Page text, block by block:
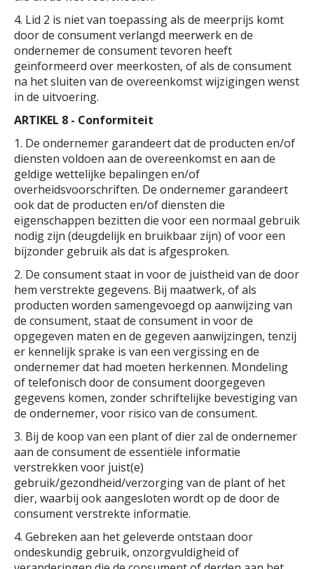
4. Lid 2 is niet van toepassing als de meerprijs komt
door de consument verlangd meerwerk en de
ondernemer de consument tevoren heeft
geïnformeerd over meerkosten, of als de consument
na het sluiten van de overeenkomst wijzigingen wenst
in de uitvoering.
ARTIKEL 8 - Conformiteit
1. De ondernemer garandeert dat de producten en/of
diensten voldoen aan de overeenkomst en aan de
geldige wettelijke bepalingen en/of
overheidsvoorschriften. De ondernemer garandeert
ook dat de producten en/of diensten die
eigenschappen bezitten die voor een normaal gebruik
nodig zijn (deugdelijk en bruikbaar zijn) of voor een
bijzonder gebruik als dat is afgesproken.
2. De consument staat in voor de juistheid van de door
hem verstrekte gegevens. Bij maatwerk, of als
producten worden samengevoegd op aanwijzing van
de consument, staat de consument in voor de
opgegeven maten en de gegeven aanwijzingen, tenzij
er kennelijk sprake is van een vergissing en de
ondernemer dat had moeten herkennen. Mondeling
of telefonisch door de consument doorgegeven
gegevens komen, zonder schriftelijke bevestiging van
de ondernemer, voor risico van de consument.
3. Bij de koop van een plant of dier zal de ondernemer
aan de consument de essentiële informatie
verstrekken voor juist(e)
gebruik/gezondheid/verzorging van de plant of het
dier, waarbij ook aangesloten wordt op de door de
consument verstrekte informatie.
4. Gebreken aan het geleverde ontstaan door
ondeskundig gebruik, onzorgvuldigheid of